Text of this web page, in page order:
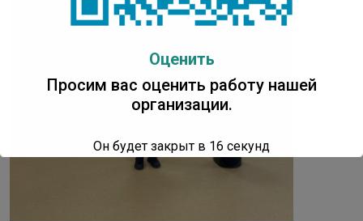
Оценить
Просим вас оценить работу нашей
организации.
Он будет закрыт в 15 секунд